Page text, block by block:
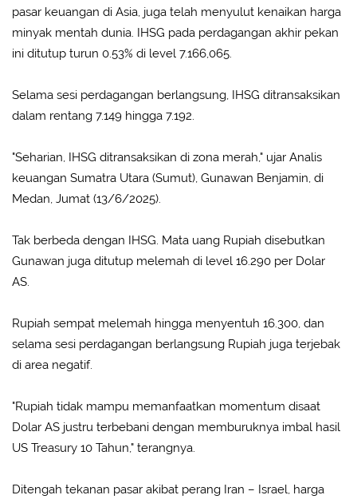
pasar keuangan di Asia, juga telah menyulut kenaikan harga
minyak mentah dunia. IHSG pada perdagangan akhir pekan
ini ditutup turun 0.53% di level 7.166,065.
Selama sesi perdagangan berlangsung, IHSG ditransaksikan
dalam rentang 7.149 hingga 7.192.
"Seharian, IHSG ditransaksikan di zona merah," ujar Analis
keuangan Sumatra Utara (Sumut), Gunawan Benjamin, di
Medan, Jumat (13/6/2025).
Tak berbeda dengan IHSG. Mata uang Rupiah disebutkan
Gunawan juga ditutup melemah di level 16.290 per Dolar
AS.
Rupiah sempat melemah hingga menyentuh 16.300, dan
selama sesi perdagangan berlangsung Rupiah juga terjebak
di area negatif.
"Rupiah tidak mampu memanfaatkan momentum disaat
Dolar AS justru terbebani dengan memburuknya imbal hasil
US Treasury 10 Tahun," terangnya.
Ditengah tekanan pasar akibat perang Iran – Israel, harga